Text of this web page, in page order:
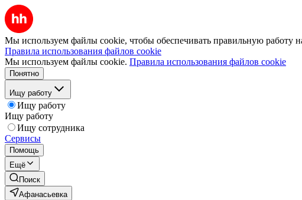
Мы используем файлы cookie, чтобы обеспечивать правильную работу
Правила использования файлов cookie
Мы используем файлы cookie. Правила использования файлов cookie
Понятно
Ищу работу
Ищу работу
Ищу работу
Ищу сотрудника
Сервисы
Помощь
Ещё
Поиск
Афанасьевка